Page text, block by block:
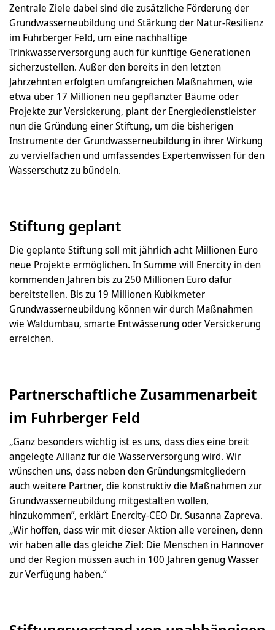
Zentrale Ziele dabei sind die zusätzliche Förderung der
Grundwasserneubildung und Stärkung der Natur-Resilienz
im Fuhrberger Feld, um eine nachhaltige
Trinkwasserversorgung auch für künftige Generationen
sicherzustellen. Außer den bereits in den letzten
Jahrzehnten erfolgten umfangreichen Maßnahmen, wie
etwa über 17 Millionen neu gepflanzter Bäume oder
Projekte zur Versickerung, plant der Energiedienstleister
nun die Gründung einer Stiftung, um die bisherigen
Instrumente der Grundwasserneubildung in ihrer Wirkung
zu vervielfachen und umfassendes Expertenwissen für den
Wasserschutz zu bündeln.
Stiftung geplant
Die geplante Stiftung soll mit jährlich acht Millionen Euro
neue Projekte ermöglichen. In Summe will Enercity in den
kommenden Jahren bis zu 250 Millionen Euro dafür
bereitstellen. Bis zu 19 Millionen Kubikmeter
Grundwasserneubildung können wir durch Maßnahmen
wie Waldumbau, smarte Entwässerung oder Versickerung
erreichen.
Partnerschaftliche Zusammenarbeit
im Fuhrberger Feld
„Ganz besonders wichtig ist es uns, dass dies eine breit
angelegte Allianz für die Wasserversorgung wird. Wir
wünschen uns, dass neben den Gründungsmitgliedern
auch weitere Partner, die konstruktiv die Maßnahmen zur
Grundwasserneubildung mitgestalten wollen,
hinzukommen”, erklärt Enercity-CEO Dr. Susanna Zapreva.
„Wir hoffen, dass wir mit dieser Aktion alle vereinen, denn
wir haben alle das gleiche Ziel: Die Menschen in Hannover
und der Region müssen auch in 100 Jahren genug Wasser
zur Verfügung haben.“